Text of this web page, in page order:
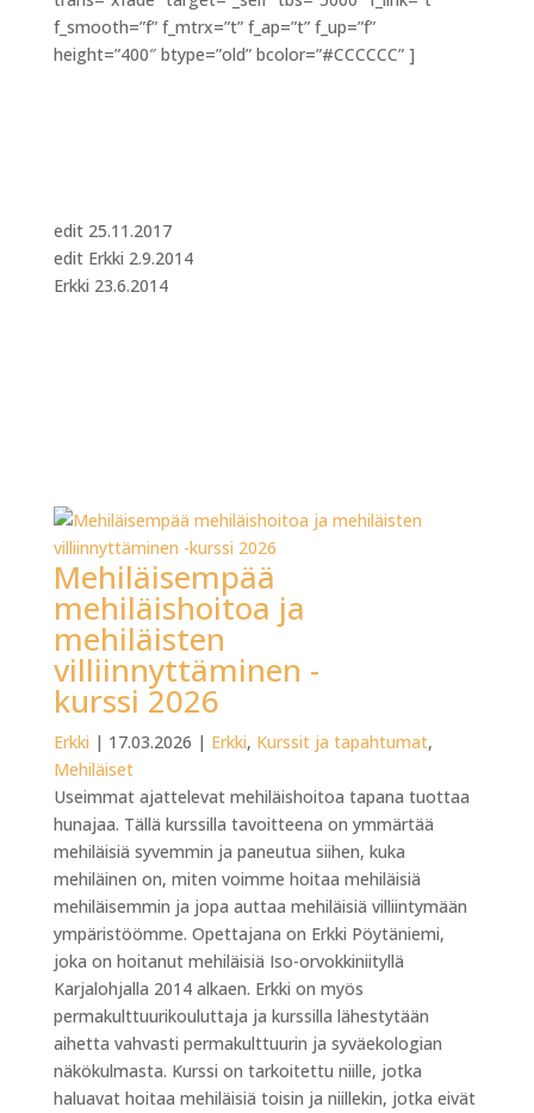
f_smooth=”f” f_mtrx=”t” f_ap=”t” f_up=”f”
height=”400″ btype=”old” bcolor=”#CCCCCC” ]
edit 25.11.2017
edit Erkki 2.9.2014
Erkki 23.6.2014
Mehiläisempää
mehiläishoitoa ja
mehiläisten
villiinnyttäminen -
kurssi 2026
Erkki | 17.03.2026 | Erkki, Kurssit ja tapahtumat,
Mehiläiset
Useimmat ajattelevat mehiläishoitoa tapana tuottaa
hunajaa. Tällä kurssilla tavoitteena on ymmärtää
mehiläisiä syvemmin ja paneutua siihen, kuka
mehiläinen on, miten voimme hoitaa mehiläisiä
mehiläisemmin ja jopa auttaa mehiläisiä villiintymään
ympäristöömme. Opettajana on Erkki Pöytäniemi,
joka on hoitanut mehiläisiä Iso-orvokkiniityllä
Karjalohjalla 2014 alkaen. Erkki on myös
permakulttuurikouluttaja ja kurssilla lähestytään
aihetta vahvasti permakulttuurin ja syväekologian
näkökulmasta. Kurssi on tarkoitettu niille, jotka
haluavat hoitaa mehiläisiä toisin ja niillekin, jotka eivät